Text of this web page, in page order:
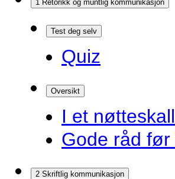
1 Retorikk og muntlig kommunikasjon
Test deg selv
Quiz
Oversikt
I et nøtteskall
Gode råd
2 Skriftlig kommunikasjon